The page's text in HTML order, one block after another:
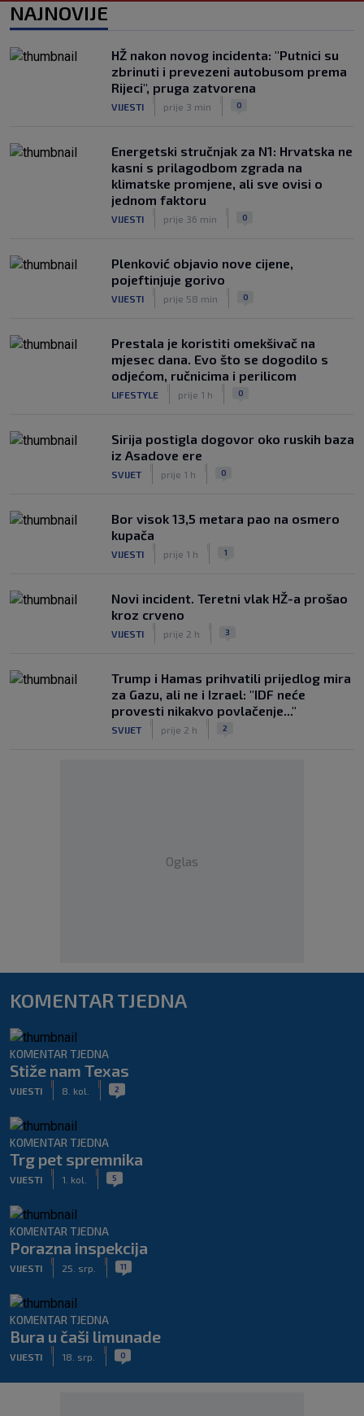
NAJNOVIJE
HŽ nakon novog incidenta: "Putnici su
zbrinuti i prevezeni autobusom prema
Rijeci", pruga zatvorena
VIJESTI prije 3 min 0
Energetski stručnjak za N1: Hrvatska ne
kasni s prilagodbom zgrada na
klimatske promjene, ali sve ovisi o
jednom faktoru
VIJESTI prije 36 min 0
Plenković objavio nove cijene,
pojeftinjuje gorivo
VIJESTI prije 58 min 0
Prestala je koristiti omekšivač na
mjesec dana. Evo što se dogodilo s
odjećom, ručnicima i perilicom
LIFESTYLE prije 1 h 0
Sirija postigla dogovor oko ruskih baza
iz Asadove ere
SVIJET prije 1 h 0
Bor visok 13,5 metara pao na osmero
kupača
VIJESTI prije 1 h 1
Novi incident. Teretni vlak HŽ-a prošao
kroz crveno
VIJESTI prije 2 h 3
Trump i Hamas prihvatili prijedlog mira
za Gazu, ali ne i Izrael: "IDF neće
provesti nikakvo povlačenje..."
SVIJET prije 2 h 2
Oglas
KOMENTAR TJEDNA
KOMENTAR TJEDNA
Stiže nam Texas
VIJESTI 8. kol. 2
KOMENTAR TJEDNA
Trg pet spremnika
VIJESTI 1. kol. 5
KOMENTAR TJEDNA
Porazna inspekcija
VIJESTI 25. srp. 11
KOMENTAR TJEDNA
Bura u čaši limunade
VIJESTI 18. srp. 0